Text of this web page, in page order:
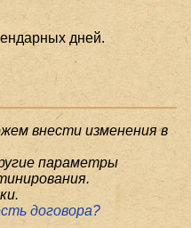
дней.
внести изменения в
параметры
договора?